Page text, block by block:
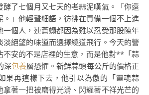
酵了七個月又七天的老蒜泥嘆氣。「你還
。」他輕聲細語，彷彿在責備一個不上進
一個人，連蒼蠅都因為難以忍受那股陳年
淡絕望的味道而選擇繞道飛行。今天的營
不安的不是店裡的生意，而是他對**「蒜
深包養層恐懼。新鮮蒜頭每公斤的價格正
果再這樣下去，他引以為傲的「靈魂蒜
拿著一把被磨得光滑、閃耀著不祥光芒的